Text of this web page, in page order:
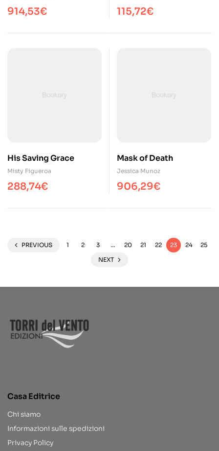
914,53€ 115,72€
His Saving Grace
Misty Figueroa
288,74€
Mask of Death
Jessica Munoz
906,29€
PREVIOUS 1 2 3 … 20 21 22 23 24
25
NEXT
Casa Editrice
Chi siamo
Informazioni sulle spedizioni
Privacy Policy